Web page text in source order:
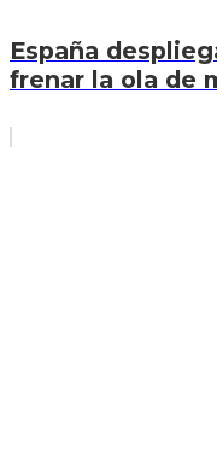
España
frenar la ola de